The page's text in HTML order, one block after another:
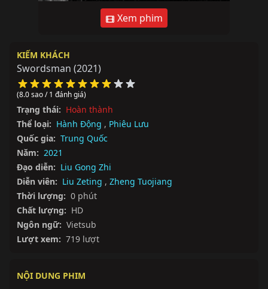
Xem phim
KIẾM KHÁCH
Swordsman (2021)
(8.0 sao / 1 đánh giá)
Trạng thái: Hoàn thành
Thể loại: Hành Động , Phiêu Lưu
Quốc gia: Trung Quốc
Năm: 2021
Đạo diễn: Liu Gong Zhi
Diễn viên: Liu Zeting , Zheng Tuojiang
Thời lượng: 0 phút
Chất lượng: HD
Ngôn ngữ: Vietsub
Lượt xem: 719 lượt
NỘI DUNG PHIM